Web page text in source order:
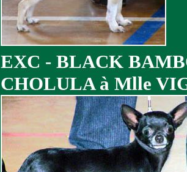
EXC - BLACK
CHOLULA à Mlle